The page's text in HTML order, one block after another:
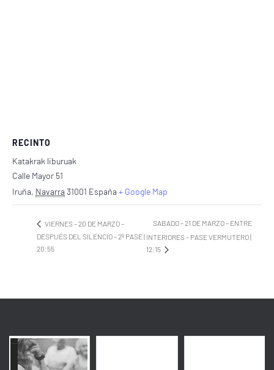
RECINTO
Katakrak liburuak
Calle Mayor 51
Iruña, Navarra 31001 España + Google Map
VIERNES – 20 DE MARZO –
DESPUÉS DEL SILENCIO – 2º PASE |
20:55
SABADO – 21 DE MARZO – ENTRE
INTERIORES – PASE VERMUTERO |
12:15